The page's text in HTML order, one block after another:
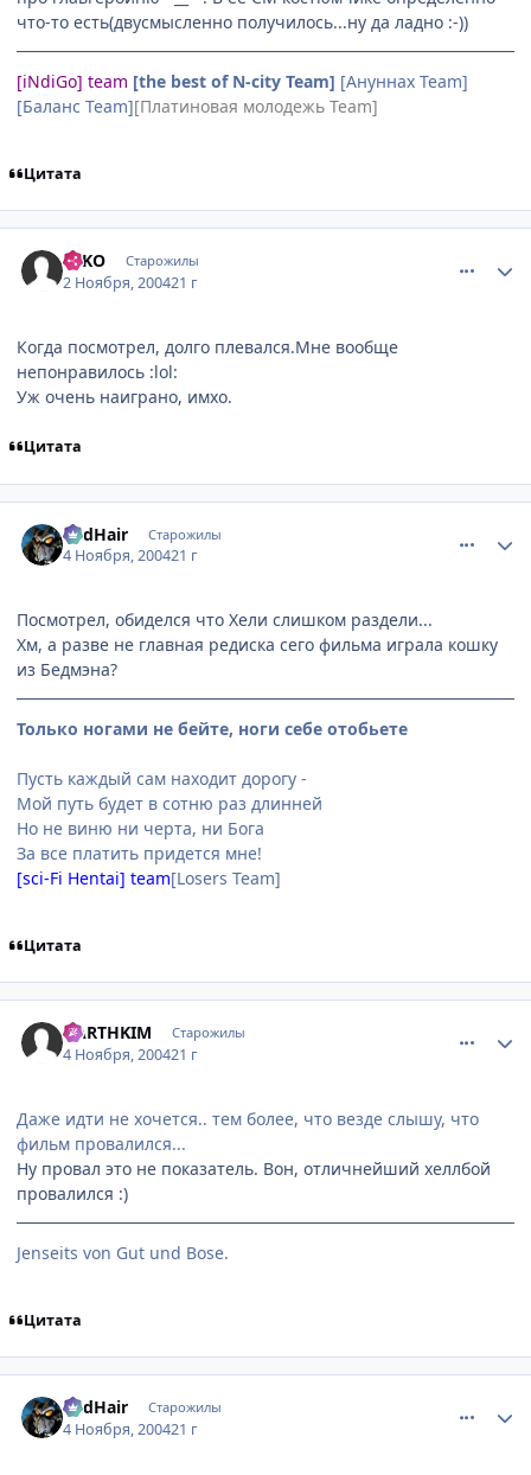
что-то есть(двусмысленно получилось...ну да ладно :-))
[iNdiGo] team [the best of N-city Team] [Ануннах Team]
[Баланс Team][Платиновая молодежь Team]
Цитата
BsKO Старожилы
2 Ноября, 200421 г
Когда посмотрел, долго плевался.Мне вообще
непонравилось :lol:
Уж очень наиграно, имхо.
Цитата
RedHair Старожилы
4 Ноября, 200421 г
Посмотрел, обиделся что Хели слишком раздели...
Хм, а разве не главная редиска сего фильма играла кошку
из Бедмэна?
Только ногами не бейте, ноги себе отобьете
Пусть каждый сам находит дорогу -
Мой путь будет в сотню раз длинней
Но не виню ни черта, ни Бога
За все платить придется мне!
[sci-Fi Hentai] team[Losers Team]
Цитата
DARTHKIM Старожилы
4 Ноября, 200421 г
Даже идти не хочется.. тем более, что везде слышу, что
фильм провалился...
Ну провал это не показатель. Вон, отличнейший хеллбой
провалился :)
Jenseits von Gut und Bose.
Цитата
RedHair Старожилы
4 Ноября, 200421 г